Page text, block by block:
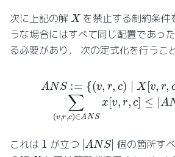
次に上記の解 X を禁止する制約条
うな場合にはすべて同じ配置であっ
る必要があり， 次の定式化を行うこ
A NS :=
∣X[v,r,c]= 1},∑ (v, r,c) ∈ ANS x[v ,
これは 1 が立つ | ANS|
個の箇所す